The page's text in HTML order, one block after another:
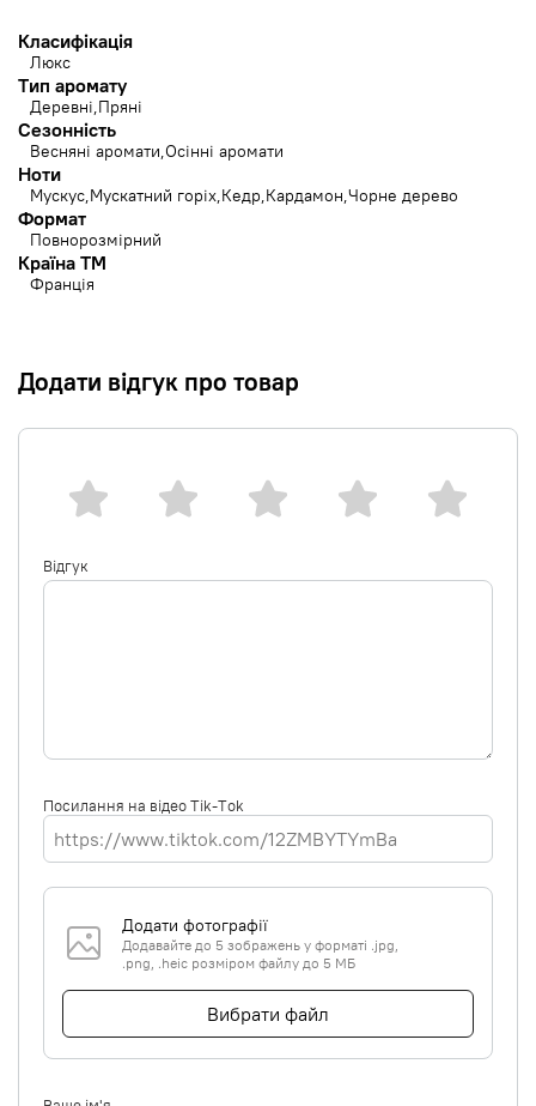
Класифікація
Люкс
Тип аромату
Деревні Пряні
Сезонність
Весняні аромати Осінні аромати
Ноти
Мускус Мускатний горіх Кедр Кардамон Чорне дерево
Формат
Повнорозмірний
Країна ТМ
Франція
Додати відгук про товар
Відгук
Посилання на відео Tik-Tok
Додати фотографії
Додавайте до 5 зображень у форматі .jpg,
.png, .heic розміром файлу до 5 МБ
Вибрати файл